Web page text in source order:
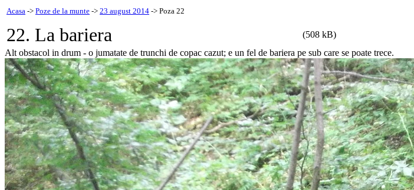
Acasa -> Poze de la munte -> 23 august 2014 -> Poza 22
22. La bariera (508 kB)
Alt obstacol in drum - o jumatate de trunchi de copac cazut; e un fel de bariera pe sub care se poate trece.